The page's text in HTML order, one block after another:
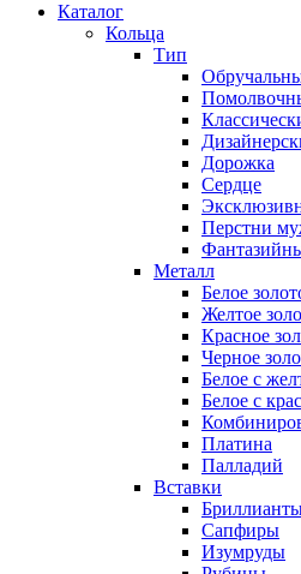
Каталог
Кольца
Тип
Дорожка
Сердце
Перстни
Металл
Белое
Желтое
Красное
Черное
Белое с
Белое с
Платина
Палладий
Вставки
Сапфиры
Изумруды